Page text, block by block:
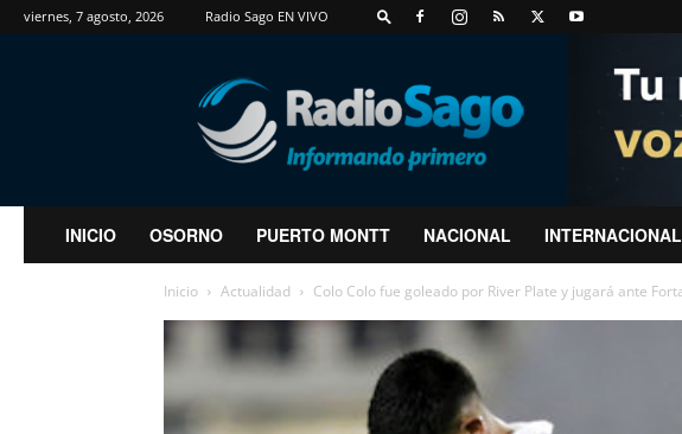
viernes, 7 agosto, 2026 Radio Sago EN VIVO
RadioSago
INICIO OSORNO PUERTO MONTT NACIONAL INTERNACIONAL
Inicio Actualidad Colo Colo fue goleado por River Plate y jugará ante